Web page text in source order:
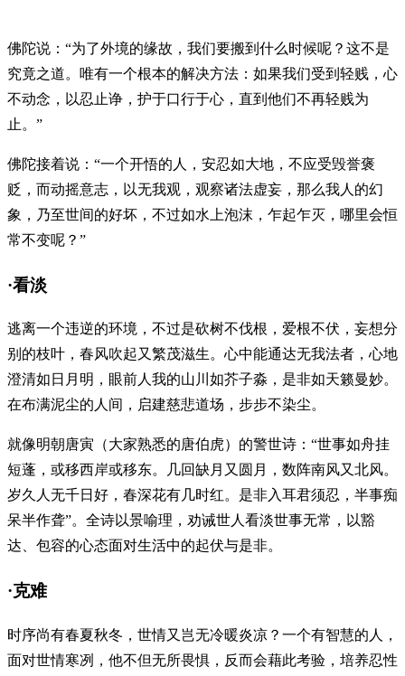
佛陀说：“为了外境的缘故，我们要搬到什么时候呢？这不是
究竟之道。唯有一个根本的解决方法：如果我们受到轻贱，心
不动念，以忍止诤，护于口行于心，直到他们不再轻贱为
止。”
佛陀接着说：“一个开悟的人，安忍如大地，不应受毁誉褒
贬，而动摇意志，以无我观，观察诸法虚妄，那么我人的幻
象，乃至世间的好坏，不过如水上泡沫，乍起乍灭，哪里会恒
常不变呢？”
·看淡
逃离一个违逆的环境，不过是砍树不伐根，爱根不伏，妄想分
别的枝叶，春风吹起又繁茂滋生。心中能通达无我法者，心地
澄清如日月明，眼前人我的山川如芥子淼，是非如天籁曼妙。
在布满泥尘的人间，启建慈悲道场，步步不染尘。
就像明朝唐寅（大家熟悉的唐伯虎）的警世诗：“世事如舟挂
短蓬，或移西岸或移东。几回缺月又圆月，数阵南风又北风。
岁久人无千日好，春深花有几时红。是非入耳君须忍，半事痴
呆半作聋”。全诗以景喻理，劝诫世人看淡世事无常，以豁
达、包容的心态面对生活中的起伏与是非。
·克难
时序尚有春夏秋冬，世情又岂无冷暖炎凉？一个有智慧的人，
面对世情寒冽，他不但无所畏惧，反而会藉此考验，培养忍性